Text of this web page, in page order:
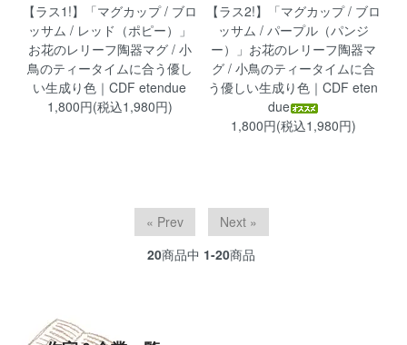
【ラス1!】「マグカップ / ブロ
ッサム / レッド（ポピー）」
お花のレリーフ陶器マグ / 小
鳥のティータイムに合う優し
い生成り色｜CDF etendue
1,800円(税込1,980円)
【ラス2!】「マグカップ / ブロ
ッサム / パープル（パンジ
ー）」お花のレリーフ陶器マ
グ / 小鳥のティータイムに合
う優しい生成り色｜CDF eten
due
1,800円(税込1,980円)
« Prev
Next »
20商品中 1-20商品